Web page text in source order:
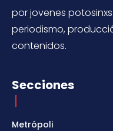
por jovenes
periodismo,
contenidos.
Secciones
Metrópoli